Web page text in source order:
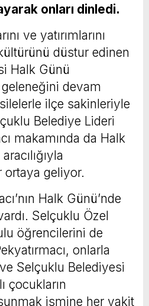
onları dinledi.
ve yatırımlarını
düstur edinen
Halk Günü
devam
ilçe sakinleriyle
Belediye Lideri
makamında da Halk
ortaya geliyor.
Halk Günü’nde
Selçuklu Özel
öğrencilerini de
onlarla
Selçuklu Belediyesi
çocukların
ismine her vakit